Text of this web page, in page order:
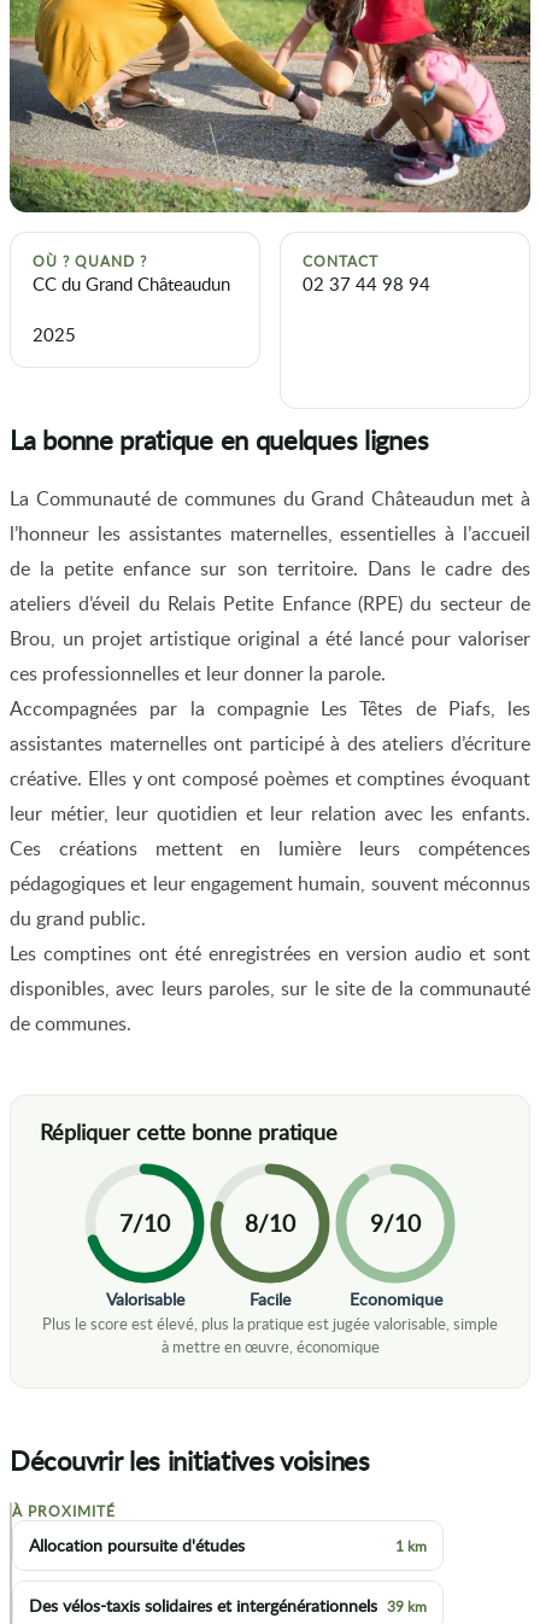
OÙ ? QUAND ?
CC du Grand Châteaudun
2025
CONTACT
02 37 44 98 94
La bonne pratique en quelques lignes
La Communauté de communes du Grand Châteaudun met à
l’honneur les assistantes maternelles, essentielles à l’accueil
de la petite enfance sur son territoire. Dans le cadre des
ateliers d’éveil du Relais Petite Enfance (RPE) du secteur de
Brou, un projet artistique original a été lancé pour valoriser
ces professionnelles et leur donner la parole.
Accompagnées par la compagnie Les Têtes de Piafs, les
assistantes maternelles ont participé à des ateliers d’écriture
créative. Elles y ont composé poèmes et comptines évoquant
leur métier, leur quotidien et leur relation avec les enfants.
Ces créations mettent en lumière leurs compétences
pédagogiques et leur engagement humain, souvent méconnus
du grand public.
Les comptines ont été enregistrées en version audio et sont
disponibles, avec leurs paroles, sur le site de la communauté
de communes.
7/10
Valorisable
8/10
Facile
9/10
Economique
Découvrir les initiatives voisines
+
−
À PROXIMITÉ
Allocation poursuite d'études 1 km
Des vélos-taxis solidaires et intergénérationnels 39 km